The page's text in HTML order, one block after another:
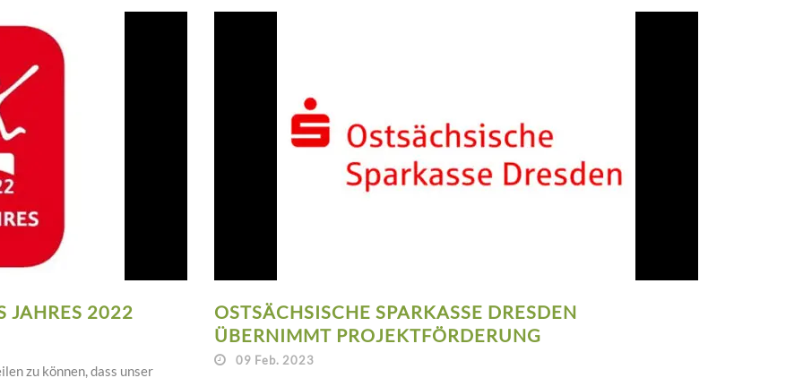
JAHRES 2022
zu können, dass unser
OSTSÄCHSISCHE SPARKASSE DRESDEN
ÜBERNIMMT PROJEKTFÖRDERUNG
09 Feb. 2023